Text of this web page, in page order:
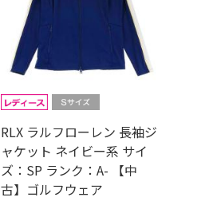
RLX ラルフローレン 長袖ジ
ャケット ネイビー系 サイ
ズ：SP ランク：A- 【中
古】ゴルフウェア